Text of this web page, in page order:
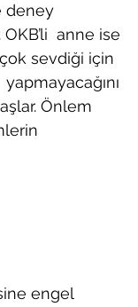
deney
anne ise
sevdiği için
Önlem
engel